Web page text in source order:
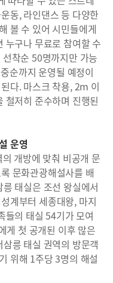
동, 라인댄스 등 다양한
볼 수 있어 시민들에게
누구나 무료로 참여할 수
착순 50명까지만 가능
순까지 운영될 예정이
다. 마스크 착용, 2m 이
철저히 준수하며 진행된
운영
개방에 맞춰 비공개 문
문화관광해설사를 배
태실은 조선 왕실에서
계부터 세종대왕, 마지
들의 태실 54기가 모여
게 첫 공개된 이후 많은
릉 태실 권역의 방문객
위해 1주당 3명의 해설